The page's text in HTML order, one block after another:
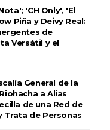
'CH Only', 'El
Piña y Deivy Real:
de
Versátil y el
General de la
a Alias
de una Red de
Trata de Personas